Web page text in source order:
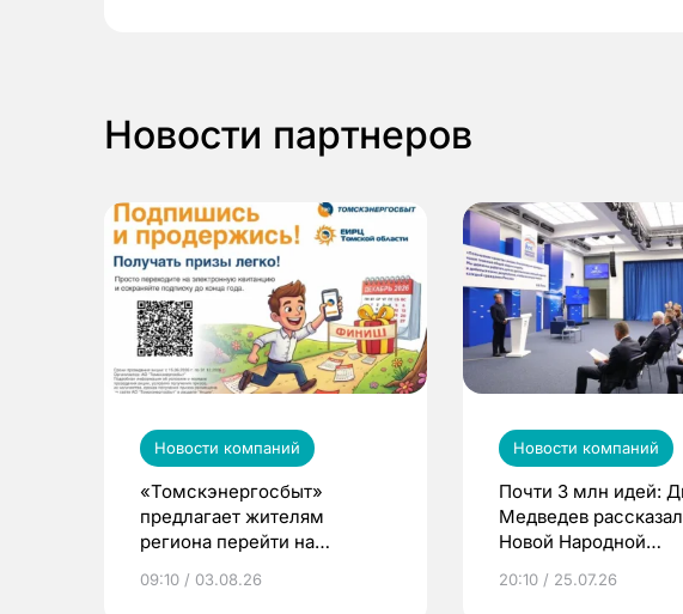
Новости партнеров
Новости компаний
«Томскэнергосбыт»
предлагает жителям
региона перейти на
выиграть призы
09:10 / 03.08.26
Новости компаний
Почти 3 млн идей:
Медведев
Новой Народной
20:10 / 25.07.26